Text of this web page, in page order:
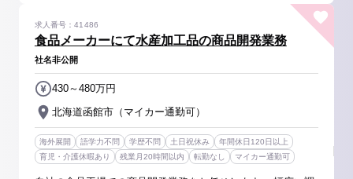
食品メーカーにて水産加工品の商品開発業務
求人番号：41486
社名非公開
北海道函館市（マイカー通勤可）
430～480万円
海外展開 語学力不問 学歴不問 土日祝休み
年間休日120日以上
育児・介護休暇あり
残業月20時間以内 転勤なし マイカー通勤可